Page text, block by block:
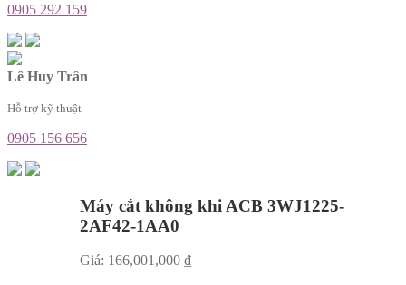
0905 292 159
Lê Huy Trân
Hỗ trợ kỹ thuật
0905 156 656
Máy cắt không khi ACB 3WJ1225-
2AF42-1AA0
Giá: 166,001,000 ₫